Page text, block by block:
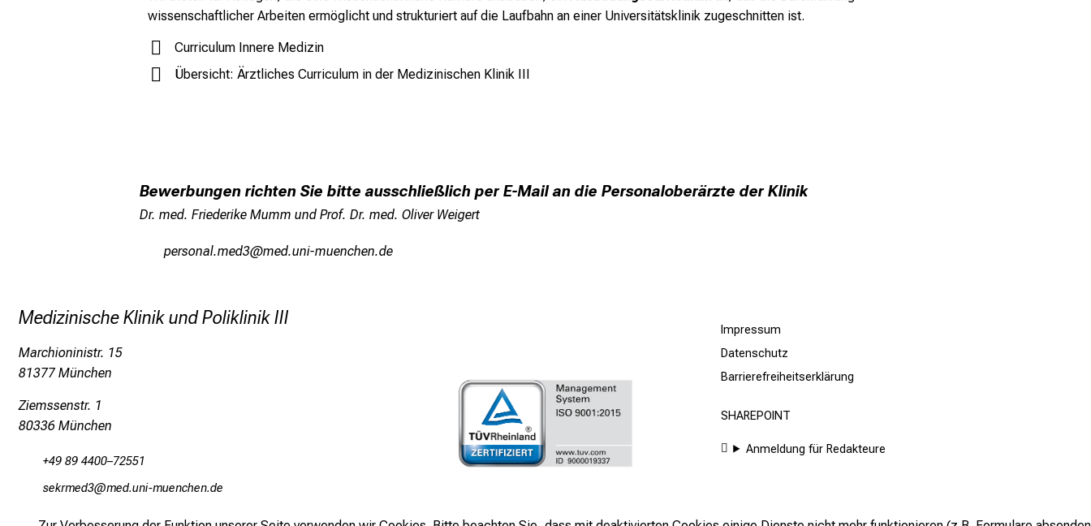
wissenschaftlicher Arbeiten ermöglicht und strukturiert auf die Laufbahn an einer Universitätsklinik zugeschnitten ist.
Curriculum Innere Medizin
Übersicht: Ärztliches Curriculum in der Medizinischen Klinik III
Bewerbungen richten Sie bitte ausschließlich per E-Mail an die Personaloberärzte der Klinik
Dr. med. Friederike Mumm und Prof. Dr. med. Oliver Weigert
öipcDüugä:svim0 vi;msfunl+vfiuyziu mi
Medizinische Klinik und Poliklinik III
Marchioninistr. 15
81377 München
Ziemssenstr. 1
80336 München
+49 89 4400–72551
ciopv,im0
vimsful_vYfiuyziu-mi
Impressum
Datenschutz
Barrierefreiheitserklärung
SHAREPOINT
Anmeldung für Redakteure